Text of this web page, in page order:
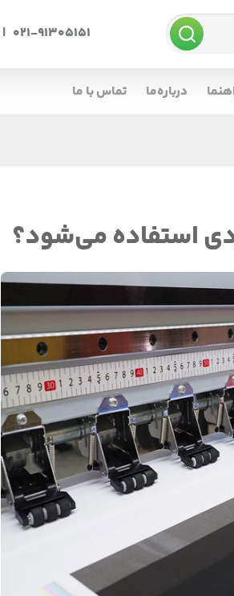
021-91305151
|
درباره‌ما تماس با ما
استفاده می‌شود؟